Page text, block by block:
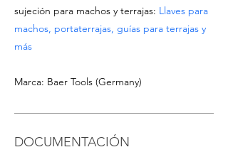
sujeción para machos y terrajas: Llaves para
machos, portaterrajas, guías para terrajas y
más
Marca: Baer Tools (Germany)
DOCUMENTACIÓN